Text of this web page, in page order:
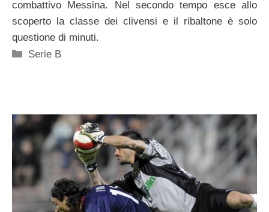
combattivo Messina. Nel secondo tempo esce allo
scoperto la classe dei clivensi e il ribaltone è solo
questione di minuti.
Categorie
Serie B